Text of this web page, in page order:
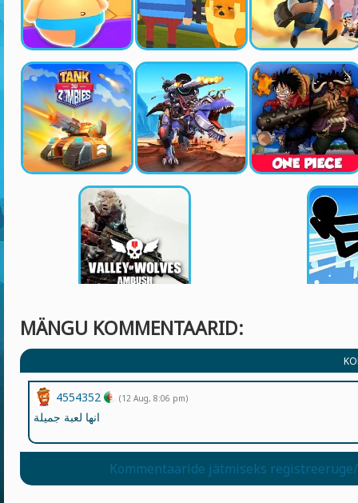
MÄNGU KOMMENTAARID:
4554352 (12 Aug, 8:06 pm)
انها لعبة جميلة
Kommentaaride jätmiseks